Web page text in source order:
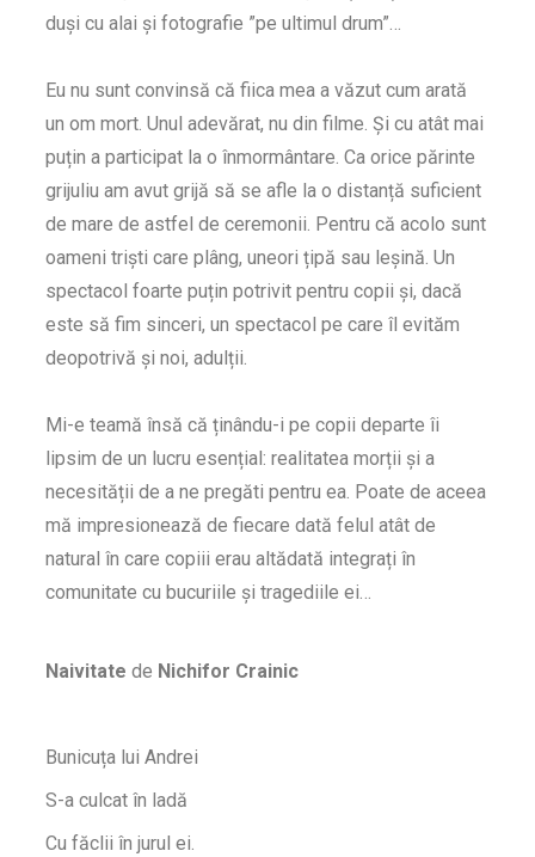
duși cu alai și fotografie ”pe ultimul drum”…
Eu nu sunt convinsă că fiica mea a văzut cum arată
un om mort. Unul adevărat, nu din filme. Și cu atât mai
puțin a participat la o înmormântare. Ca orice părinte
grijuliu am avut grijă să se afle la o distanță suficient
de mare de astfel de ceremonii. Pentru că acolo sunt
oameni triști care plâng, uneori țipă sau leșină. Un
spectacol foarte puțin potrivit pentru copii și, dacă
este să fim sinceri, un spectacol pe care îl evităm
deopotrivă și noi, adulții.
Mi-e teamă însă că ținându-i pe copii departe îi
lipsim de un lucru esențial: realitatea morții și a
necesității de a ne pregăti pentru ea. Poate de aceea
mă impresionează de fiecare dată felul atât de
natural în care copiii erau altădată integrați în
comunitate cu bucuriile și tragediile ei…
Naivitate de Nichifor Crainic
Bunicuța lui Andrei
S-a culcat în ladă
Cu făclii în jurul ei.